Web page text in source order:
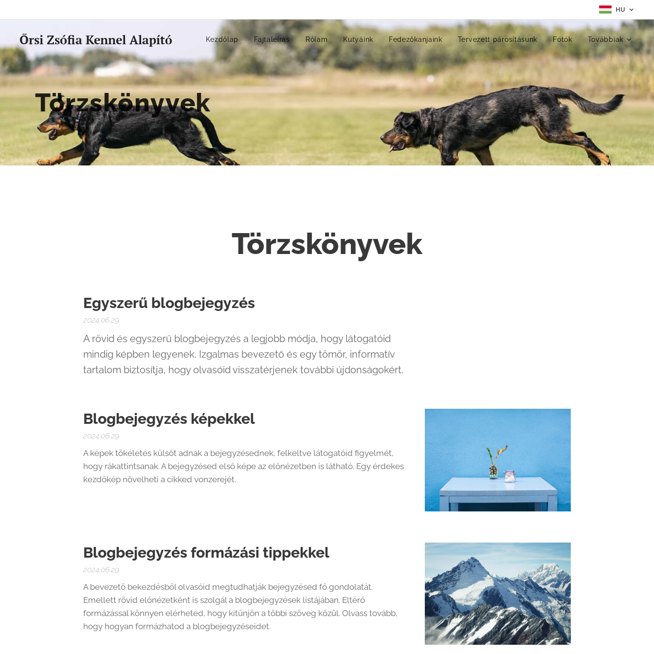
HU
Őrsi Zsófia Kennel Alapító Kezdőlap Fajtaleírás Rólam Kutyáink Fedezőkanjaink Tervezett párosításunk Fotók Továbbiak
Törzskönyvek
Törzskönyvek
Egyszerű blogbejegyzés
2024.06.29
A rövid és egyszerű blogbejegyzés a legjobb módja, hogy látogatóid
mindig képben legyenek. Izgalmas bevezető és egy tömör, informatív
tartalom biztosítja, hogy olvasóid visszatérjenek további újdonságokért.
Blogbejegyzés képekkel
2024.06.29
A képek tökéletes külsőt adnak a bejegyzésednek, felkeltve látogatóid figyelmét,
hogy rákattintsanak. A bejegyzésed első képe az előnézetben is látható. Egy érdekes
kezdőkép növelheti a cikked vonzerejét.
Blogbejegyzés formázási tippekkel
2024.06.29
A bevezető bekezdésből olvasóid megtudhatják bejegyzésed fő gondolatát.
Emellett rövid előnézetként is szolgál a blogbejegyzések listájában. Eltérő
formázással könnyen elérheted, hogy kitűnjön a többi szöveg közül. Olvass tovább,
hogy hogyan formázhatod a blogbejegyzéseidet.